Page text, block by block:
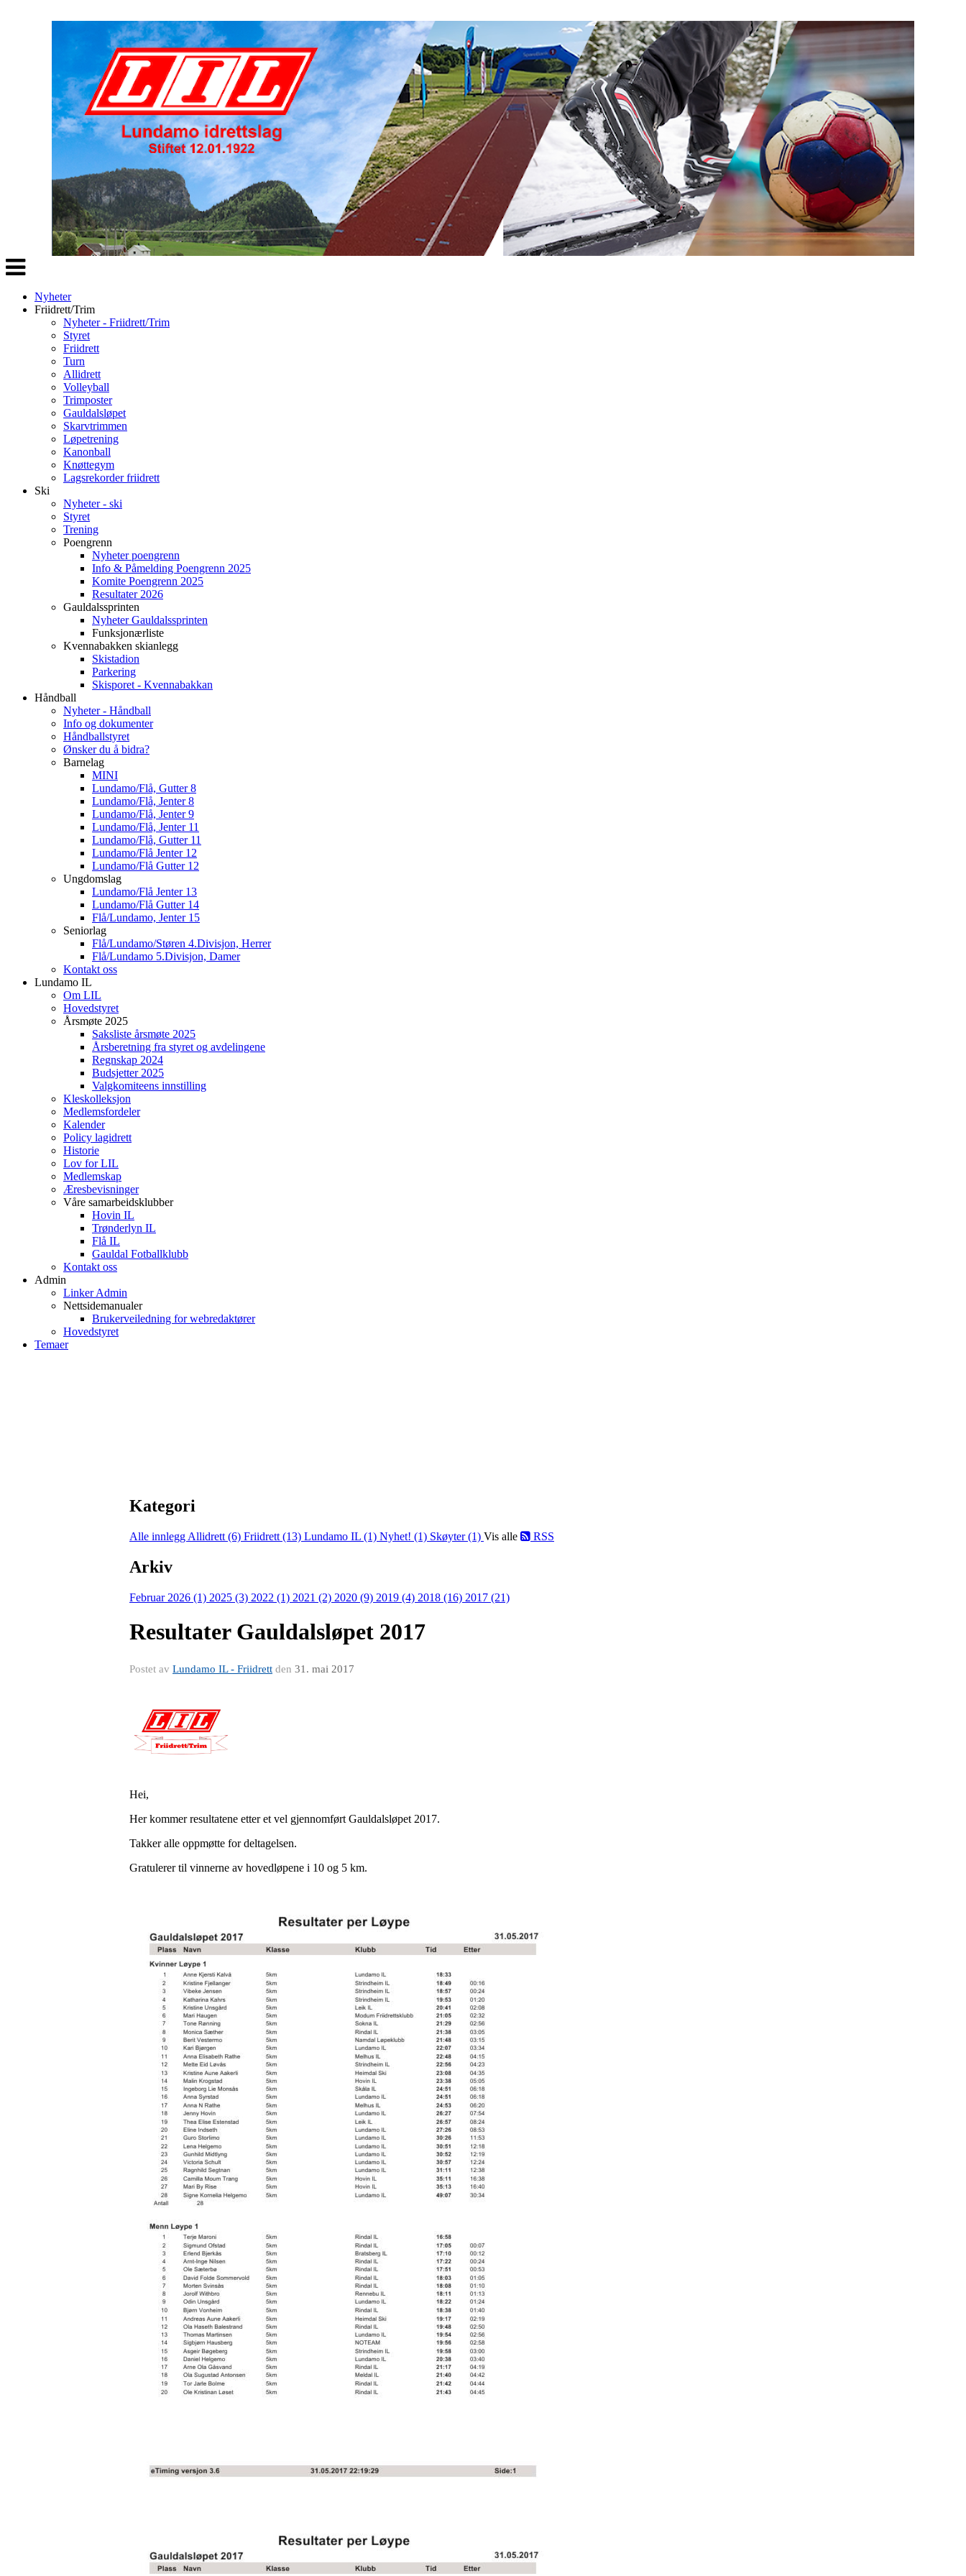
Veksle
navigasjon
Nyheter
Friidrett/Trim
Nyheter - Friidrett/Trim
Styret
Friidrett
Turn
Allidrett
Volleyball
Trimposter
Gauldalsløpet
Skarvtrimmen
Løpetrening
Kanonball
Knøttegym
Lagsrekorder friidrett
Ski
Nyheter - ski
Styret
Trening
Poengrenn
Nyheter poengrenn
Info & Påmelding Poengrenn 2025
Komite Poengrenn 2025
Resultater 2026
Gauldalssprinten
Nyheter Gauldalssprinten
Funksjonærliste
Kvennabakken skianlegg
Skistadion
Parkering
Skisporet - Kvennabakkan
Håndball
Nyheter - Håndball
Info og dokumenter
Håndballstyret
Ønsker du å bidra?
Barnelag
MINI
Lundamo/Flå, Gutter 8
Lundamo/Flå, Jenter 8
Lundamo/Flå, Jenter 9
Lundamo/Flå, Jenter 11
Lundamo/Flå, Gutter 11
Lundamo/Flå Jenter 12
Lundamo/Flå Gutter 12
Ungdomslag
Lundamo/Flå Jenter 13
Lundamo/Flå Gutter 14
Flå/Lundamo, Jenter 15
Seniorlag
Flå/Lundamo/Støren 4.Divisjon, Herrer
Flå/Lundamo 5.Divisjon, Damer
Kontakt oss
Lundamo IL
Om LIL
Hovedstyret
Årsmøte 2025
Saksliste årsmøte 2025
Årsberetning fra styret og avdelingene
Regnskap 2024
Budsjetter 2025
Valgkomiteens innstilling
Kleskolleksjon
Medlemsfordeler
Kalender
Policy lagidrett
Historie
Lov for LIL
Medlemskap
Æresbevisninger
Våre samarbeidsklubber
Hovin IL
Trønderlyn IL
Flå IL
Gauldal Fotballklubb
Kontakt oss
Admin
Linker Admin
Nettsidemanualer
Brukerveiledning for webredaktører
Hovedstyret
Temaer
Kategori
Alle innlegg Allidrett (6) Friidrett (13) Lundamo IL (1) Nyhet! (1) Skøyter (1) Vis alle RSS
Arkiv
Februar 2026 (1) 2025 (3) 2022 (1) 2021 (2) 2020 (9) 2019 (4) 2018 (16) 2017 (21)
Resultater Gauldalsløpet 2017
Postet av Lundamo IL - Friidrett den 31. mai 2017
Hei,
Her kommer resultatene etter et vel gjennomført Gauldalsløpet 2017.
Takker alle oppmøtte for deltagelsen.
Gratulerer til vinnerne av hovedløpene i 10 og 5 km.